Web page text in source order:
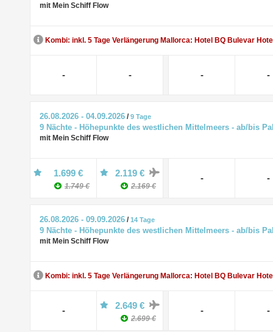
mit Mein Schiff Flow
Kombi: inkl. 5 Tage Verlängerung Mallorca: Hotel BQ Bulevar
- - - -
26.08.2026 - 04.09.2026 /9 Tage
9 Nächte - Höhepunkte des westlichen Mittelmeers - ab/bis
mit Mein Schiff Flow
1.699 €
1.749 €
2.119 €
2.169 €
- -
26.08.2026 - 09.09.2026 /14 Tage
9 Nächte - Höhepunkte des westlichen Mittelmeers - ab/bis
mit Mein Schiff Flow
Kombi: inkl. 5 Tage Verlängerung Mallorca: Hotel BQ Bulevar
- 2.649 €
2.699 €
- -